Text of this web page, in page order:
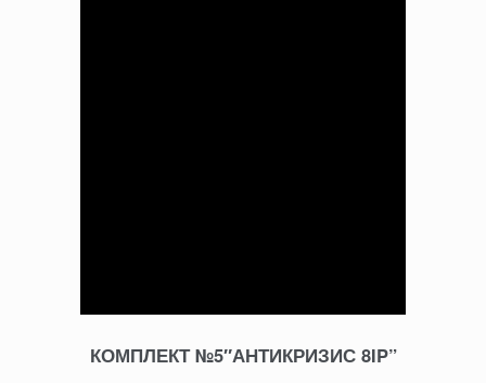
КОМПЛЕКТ №5″АНТИКРИЗИС 8IP”